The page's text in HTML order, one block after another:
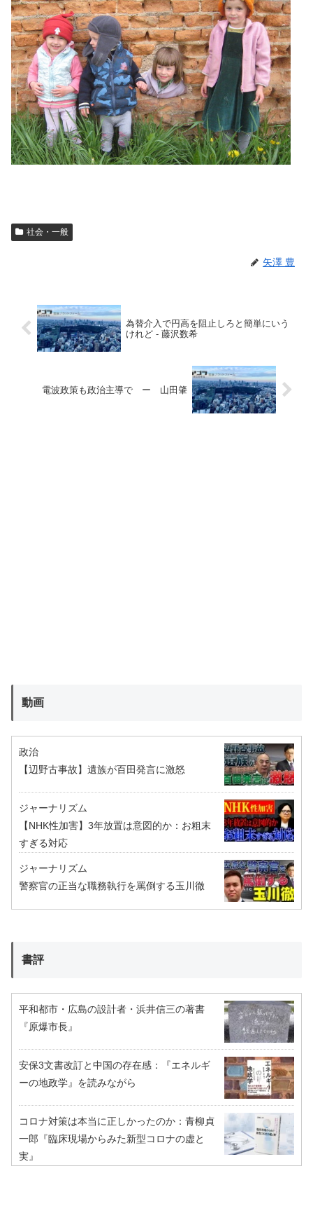
社会・一般
矢澤 豊
為替介入で円高を阻止しろと簡単にいう
けれど - 藤沢数希
電波政策も政治主導で ー 山田肇
動画
政治
【辺野古事故】遺族が百田発言に激怒
ジャーナリズム
【NHK性加害】3年放置は意図的か：お粗末
すぎる対応
ジャーナリズム
警察官の正当な職務執行を罵倒する玉川徹
書評
平和都市・広島の設計者・浜井信三の著書
『原爆市長』
安保3文書改訂と中国の存在感：『エネルギ
ーの地政学』を読みながら
コロナ対策は本当に正しかったのか：青柳貞
一郎『臨床現場からみた新型コロナの虚と
実』